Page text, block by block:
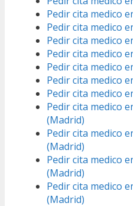
Pedir cita medico
Pedir cita medico
Pedir cita medico
Pedir cita medico
Pedir cita medico
Pedir cita medico
Pedir cita medico
Pedir cita medico
(Madrid)
Pedir cita medico
(Madrid)
Pedir cita medico
(Madrid)
Pedir cita medico
(Madrid)